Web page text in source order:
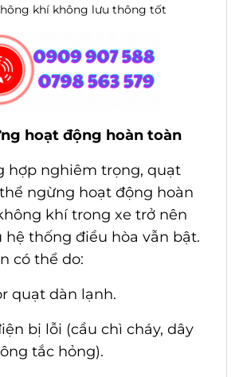
khí không lưu thông tốt
hoạt động hoàn toàn
hợp nghiêm trọng, quạt
ngừng hoạt động hoàn
khí trong xe trở nên
hệ thống điều hòa vẫn bật.
có thể do:
quạt dàn lạnh.
bị lỗi (cầu chì cháy, dây
tắc hỏng).